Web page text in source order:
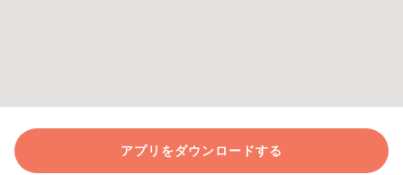
アプリをダウンロードする